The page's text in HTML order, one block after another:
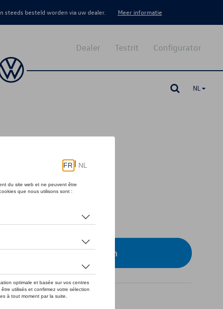
steeds besteld worden via uw dealer. Meer informatie
Configurator
Testrit
Dealer
NL
uw dealer om te bestellen